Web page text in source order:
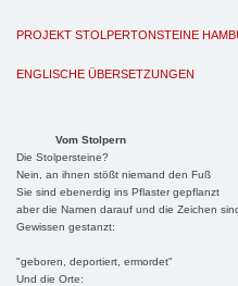
PROJEKT STOLPERTONSTEINE
ENGLISCHE ÜBERSETZUNGEN
Vom Stolpern
Die Stolpersteine?
Nein, an ihnen stößt niemand den Fuß
Sie sind ebenerdig ins Pflaster gepflanzt
aber die Namen darauf und die Zeichen
Gewissen gestanzt:
"geboren, deportiert, ermordet"
Und die Orte: